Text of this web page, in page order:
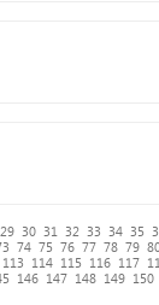
29 30 31 32 33 34 35
74 75 76 77 78 79
113 114 115 116 117
146 147 148 149 150